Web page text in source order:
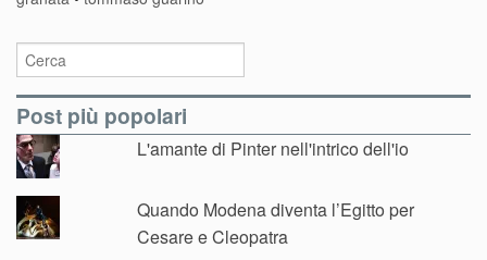
Post più popolari
L'amante di Pinter nell'intrico dell'io
Quando Modena diventa l’Egitto per
Cesare e Cleopatra